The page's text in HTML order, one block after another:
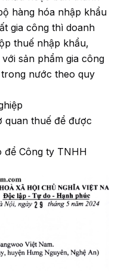
hàng hóa nhập khẩu
gia công thì doanh
thuế nhập khẩu,
sản phẩm gia công
nước theo quy
quan thuế để được
để Công ty TNHH